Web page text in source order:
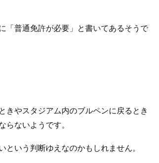
「普通免許が必要」と書いてあるそうで
きやスタジアム内のブルペンに戻るとき
らないようです。
いう判断ゆえなのかもしれません。